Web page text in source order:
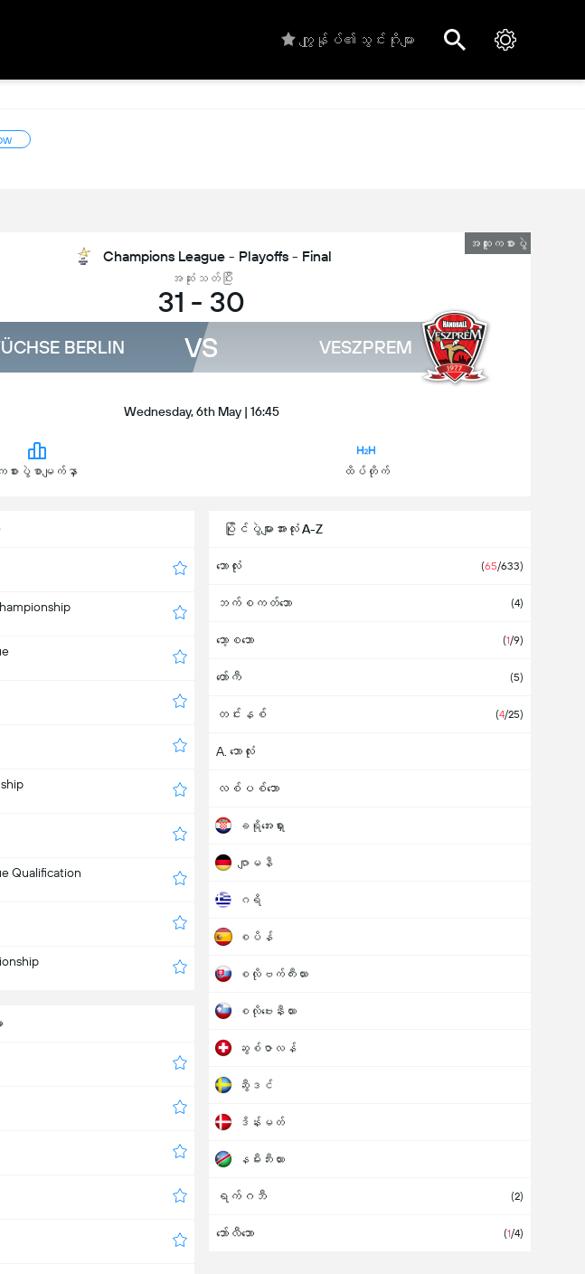
ကျွုန်ုပ်၏သွင်းဂိုးများ
အထူးကစားပွဲ
Champions League - Playoffs - Final
အဆုံးသတ်ပြီး
31 - 30
BERLIN VS VESZPREM
Wednesday, 6th May | 16:45
ကစားပွဲစာမျက်နှာ ထိပ်တိုက်
Qualification
ပြိုင်ပွဲများအားလုံး A-Z
ဘောလုံး (65/633)
ဘက်စကတ်ဘော (4)
ဘော့စဘော (1/9)
ဟော်ကီ (5)
တင်းနစ် (4/25)
A. ဘောလုံး
လစ်ပစ်ဘော
ခရိုအေးရှား
ဂျာမနီ
ဂရိ
စပိန်
စလိုဗက်ကီးယား
စလိုဗေးနီးယား
ဆွစ်ဇာလန်
ဆွီဒင်
ဒိန်းမတ်
နမီးဘီးယား
နိုင်ဂျာ
နိုင်ငံတကာ
ရက်ဂဘီ (2)
ဘော်လီဘော (1/4)